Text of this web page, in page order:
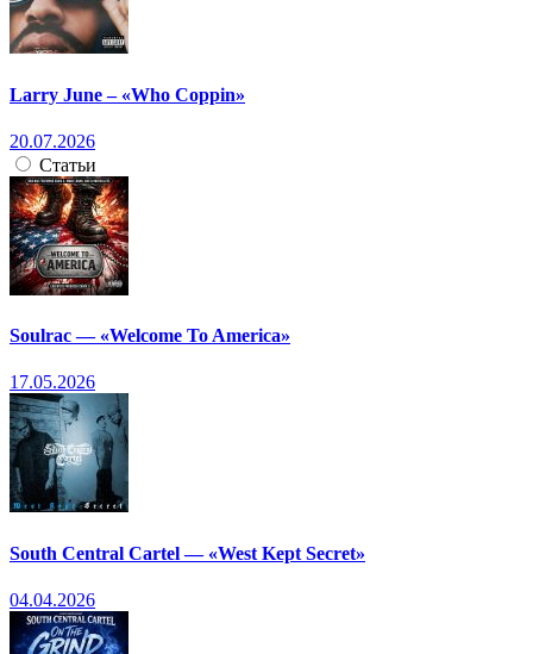
Larry June – «Who Coppin»
20.07.2026
Статьи
Soulrac — «Welcome To America»
17.05.2026
South Central Cartel — «West Kept Secret»
04.04.2026